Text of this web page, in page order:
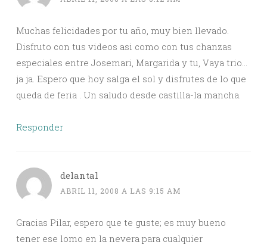
Muchas felicidades por tu año, muy bien llevado.
Disfruto con tus videos asi como con tus chanzas
especiales entre Josemari, Margarida y tu, Vaya trio…
ja ja. Espero que hoy salga el sol y disfrutes de lo que
queda de feria . Un saludo desde castilla-la mancha.
Responder
delantal
ABRIL 11, 2008 A LAS 9:15 AM
Gracias Pilar, espero que te guste; es muy bueno
tener ese lomo en la nevera para cualquier